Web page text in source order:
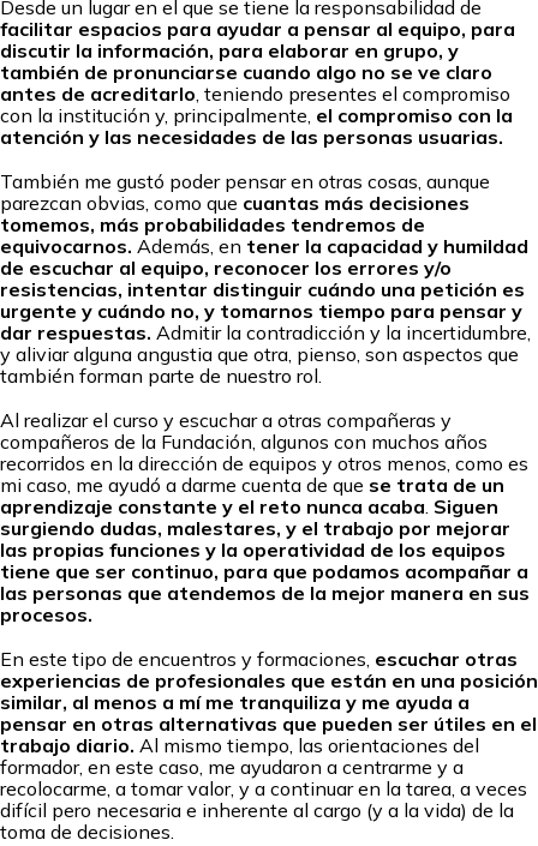
Desde un lugar en el que se tiene la responsabilidad de
facilitar espacios para ayudar a pensar al equipo, para
discutir la información, para elaborar en grupo, y
también de pronunciarse cuando algo no se ve claro
antes de acreditarlo , teniendo presentes el compromiso
con la institución y, principalmente, el compromiso con la
atención y las necesidades de las personas usuarias.
También me gustó poder pensar en otras cosas, aunque
parezcan obvias, como que cuantas más decisiones
tomemos, más probabilidades tendremos de
equivocarnos. Además, en tener la capacidad y humildad
de escuchar al equipo, reconocer los errores y/o
resistencias, intentar distinguir cuándo una petición es
urgente y cuándo no, y tomarnos tiempo para pensar y
dar respuestas. Admitir la contradicción y la incertidumbre,
y aliviar alguna angustia que otra, pienso, son aspectos que
también forman parte de nuestro rol.
Al realizar el curso y escuchar a otras compañeras y
compañeros de la Fundación, algunos con muchos años
recorridos en la dirección de equipos y otros menos, como es
mi caso, me ayudó a darme cuenta de que se trata de un
aprendizaje constante y el reto nunca acaba Siguen
surgiendo dudas, malestares, y el trabajo por mejorar
las propias funciones y la operatividad de los equipos
tiene que ser continuo, para que podamos acompañar a
las personas que atendemos de la mejor manera en sus
procesos.
En este tipo de encuentros y formaciones, escuchar otras
experiencias de profesionales que están en una posición
similar, al menos a mí me tranquiliza y me ayuda a
pensar en otras alternativas que pueden ser útiles en el
trabajo diario. Al mismo tiempo, las orientaciones del
formador, en este caso, me ayudaron a centrarme y a
recolocarme, a tomar valor, y a continuar en la tarea, a veces
difícil pero necesaria e inherente al cargo (y a la vida) de la
toma de decisiones.